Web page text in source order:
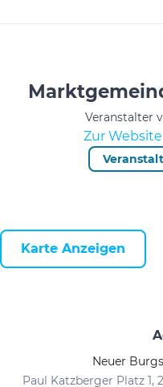
Veranstalter
Zur
Karte Anzeigen
Neuer
Paul Katzberger Platz